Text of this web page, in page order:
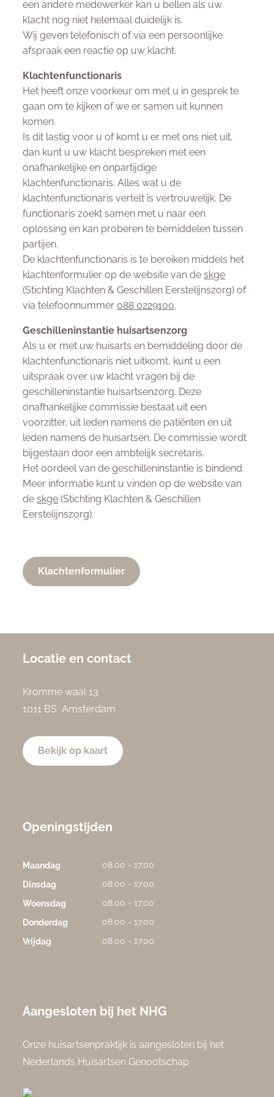
een andere medewerker kan u bellen als uw
klacht nog niet helemaal duidelijk is.
Wij geven telefonisch of via een persoonlijke
afspraak een reactie op uw klacht.
Klachtenfunctionaris
Het heeft onze voorkeur om met u in gesprek te
gaan om te kijken of we er samen uit kunnen
komen.
Is dit lastig voor u of komt u er met ons niet uit,
dan kunt u uw klacht bespreken met een
onafhankelijke en onpartijdige
klachtenfunctionaris. Alles wat u de
klachtenfunctionaris vertelt is vertrouwelijk. De
functionaris zoekt samen met u naar een
oplossing en kan proberen te bemiddelen tussen
partijen.
De klachtenfunctionaris is te bereiken middels het
klachtenformulier op de website van deskge
(Stichting Klachten & Geschillen Eerstelijnszorg) of
via telefoonnummer 088 0229100.
Geschilleninstantie huisartsenzorg
Als u er met uw huisarts en bemiddeling door de
klachtenfunctionaris niet uitkomt, kunt u een
uitspraak over uw klacht vragen bij de
geschilleninstantie huisartsenzorg. Deze
onafhankelijke commissie bestaat uit een
voorzitter, uit leden namens de patiënten en uit
leden namens de huisartsen. De commissie wordt
bijgestaan door een ambtelijk secretaris.
Het oordeel van de geschilleninstantie is bindend.
Meer informatie kunt u vinden op de website van
deskge (Stichting Klachten & Geschillen
Eerstelijnszorg).
Klachtenformulier
Locatie en contact
Kromme waal 13
1011 BS Amsterdam
Bekijk op kaart
Openingstijden
Maandag 08.00 - 17.00
Dinsdag 08.00 - 17.00
Woensdag 08.00 - 17.00
Donderdag 08.00 - 17.00
Vrijdag 08.00 - 17.00
Aangesloten bij het NHG
Onze huisartsenpraktijk is aangesloten bij het
Nederlands Huisartsen Genootschap